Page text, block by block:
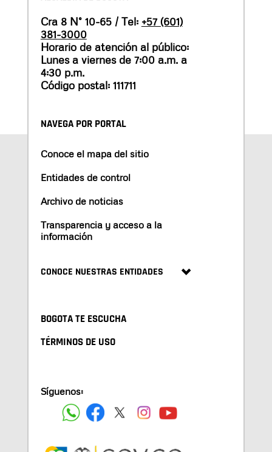
Cra 8 N° 10-65 / Tel: +57 (601)
381-3000
Horario de atención al público:
Lunes a viernes de 7:00 a.m. a
4:30 p.m.
Código postal: 111711
NAVEGA POR PORTAL
Conoce el mapa del sitio
Entidades de control
Archivo de noticias
Transparencia y acceso a la
información
CONOCE NUESTRAS ENTIDADES
BOGOTA TE ESCUCHA
TÉRMINOS DE USO
Síguenos: